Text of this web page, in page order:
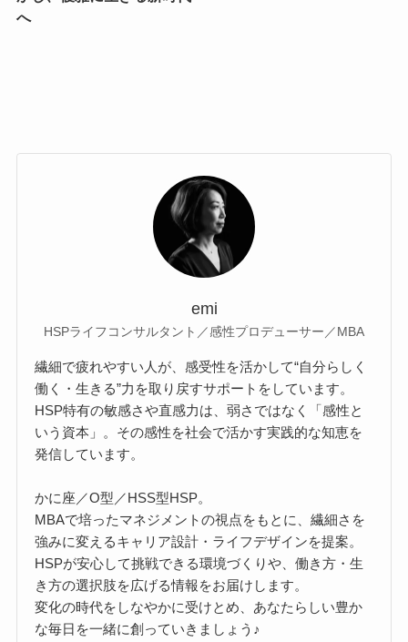
へ
emi
HSPライフコンサルタント／感性プロデューサー／MBA
繊細で疲れやすい人が、感受性を活かして“自分らしく
働く・生きる”力を取り戻すサポートをしています。
HSP特有の敏感さや直感力は、弱さではなく「感性と
いう資本」。その感性を社会で活かす実践的な知恵を
発信しています。
かに座／O型／HSS型HSP。
MBAで培ったマネジメントの視点をもとに、繊細さを
強みに変えるキャリア設計・ライフデザインを提案。
HSPが安心して挑戦できる環境づくりや、働き方・生
き方の選択肢を広げる情報をお届けします。
変化の時代をしなやかに受けとめ、あなたらしい豊か
な毎日を一緒に創っていきましょう♪